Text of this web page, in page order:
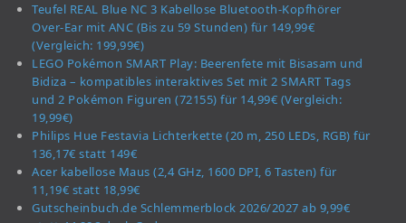
Teufel REAL Blue NC 3 Kabellose Bluetooth-Kopfhörer
Over-Ear mit ANC (Bis zu 59 Stunden) für 149,99€
(Vergleich: 199,99€)
LEGO Pokémon SMART Play: Beerenfete mit Bisasam und
Bidiza – kompatibles interaktives Set mit 2 SMART Tags
und 2 Pokémon Figuren (72155) für 14,99€ (Vergleich:
19,99€)
Philips Hue Festavia Lichterkette (20 m, 250 LEDs, RGB) für
136,17€ statt 149€
Acer kabellose Maus (2,4 GHz, 1600 DPI, 6 Tasten) für
11,19€ statt 18,99€
Gutscheinbuch.de Schlemmerblock 2026/2027 ab 9,99€